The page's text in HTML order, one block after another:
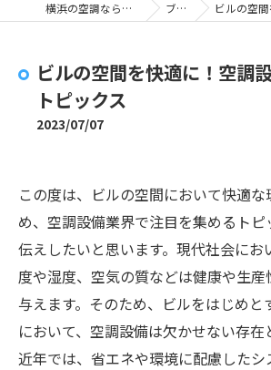
横浜の空調なら株式会社YKS ブログ ビルの空間を快
ビルの空間を快適に！空調
トピックス
2023/07/07
この度は、ビルの空間において快適
め、空調設備業界で注目を集めるト
伝えしたいと思います。現代社会にお
度や湿度、空気の質などは健康や生産
与えます。そのため、ビルをはじめと
において、空調設備は欠かせない存在
近年では、省エネや環境に配慮したシ